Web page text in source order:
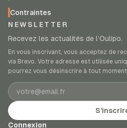
Contraintes
NEWSLETTER
Recevez les actualités de l’Oulipo.
En vous inscrivant, vous acceptez de
via Brevo. Votre adresse est utilisée
pourrez vous désinscrire à tout
Adresse e-mail
Connexion